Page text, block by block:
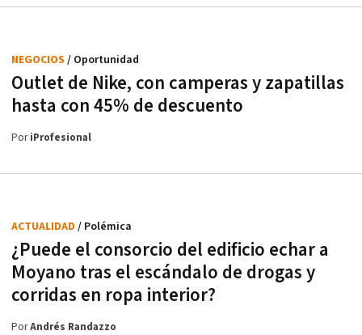
Outlet de Nike, con camperas y zapatillas
hasta con 45% de descuento
NEGOCIOS / Oportunidad
PoriProfesional
¿Puede el consorcio del edificio echar a
Moyano tras el escándalo de drogas y
corridas en ropa interior?
ACTUALIDAD / Polémica
PorAndrés Randazzo